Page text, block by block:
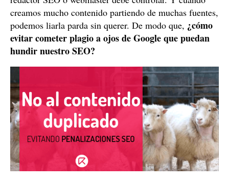
creamos mucho contenido partiendo de muchas fuentes,
podemos liarla parda sin querer. De modo que, ¿cómo
evitar cometer plagio a ojos de Google que puedan
hundir nuestro SEO?